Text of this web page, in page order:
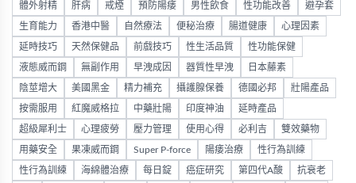
體外射精 肝病 戒煙 預防陽痿 男性飲食 性功能改善 避孕套
生育能力 香港中醫 自然療法 便秘治療 腸道健康 心理因素
延時技巧 天然保健品 前戲技巧 性生活品質 性功能保健
液態威而鋼 無副作用 早洩成因 器質性早洩 日本藤素
陰莖增大 美國黑金 精力補充 攝護腺保養 德國必邦 壯陽產品
按需服用 紅魔威格拉 中藥壯陽 印度神油 延時產品
超級犀利士 心理疲勞 壓力管理 使用心得 必利吉 雙效藥物
用藥安全 果凍威而鋼 Super P-force 陽痿治療 性行為訓練
性行為訓練 海綿體治療 每日錠 癌症研究 第四代A酸 抗衰老